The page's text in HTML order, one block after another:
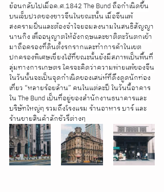
ย้อนกลับไปเมื่อค.ศ.1842 The Bund ถือกำเนิดขึ้น
บนเจ็บปวดของชาวจีนในขณะนั้น เมื่อจีนแพ้
สงครามฝิ่นและต้องจำใจยอมลงนามในสนธิสัญญา
นานกิง เพื่ออนุญาตให้อังกฤษและชาติตะวันตกเข้า
มาถือครองที่ดินตั้งรกรากและทำการค้าในเขต
ปกครองพิเศษเซี่ยงไฮ้ที่ขณะนั้นยังมีสภาพเป็นพื้นที่
ลุ่มทางการเกษตร ใครจะคิดว่าความพ่ายแพ้ของจีน
ในวันนั้นจะเป็นจุดกำเนิดของเสน่ห์ที่ดึงดูดนักท่อง
เที่ยว “หลายร้อยล้าน” คนในแต่ละปี ในวันนี้อาคาร
ใน The Bund เป็นที่อยู่ของสำนักงานธนาคารและ
บริษัทใหญ่ๆ รวมถึงโรงแรม ร้านอาหาร บาร์ และ
ร้านขายสินค้าลักชัวรี่ต่างๆ